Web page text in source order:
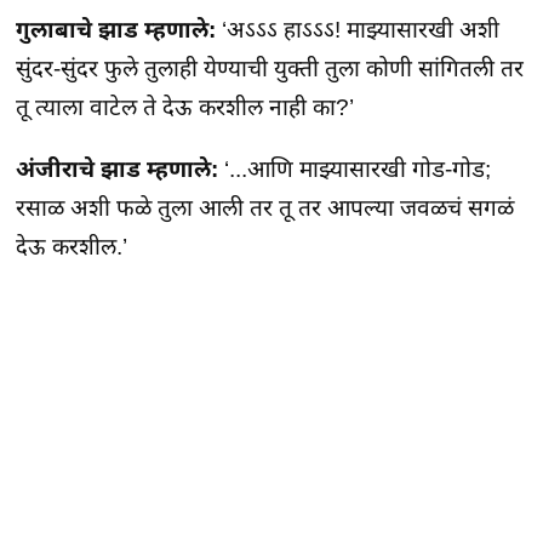
गुलाबाचे झाड म्हणाले: ‘अऽऽऽ हाऽऽऽ! माझ्यासारखी अशी
सुंदर-सुंदर फुले तुलाही येण्याची युक्ती तुला कोणी सांगितली तर
तू त्याला वाटेल ते देऊ करशील नाही का?’
अंजीराचे झाड म्हणाले: ‘...आणि माझ्यासारखी गोड-गोड;
रसाळ अशी फळे तुला आली तर तू तर आपल्या जवळचं सगळं
देऊ करशील.’